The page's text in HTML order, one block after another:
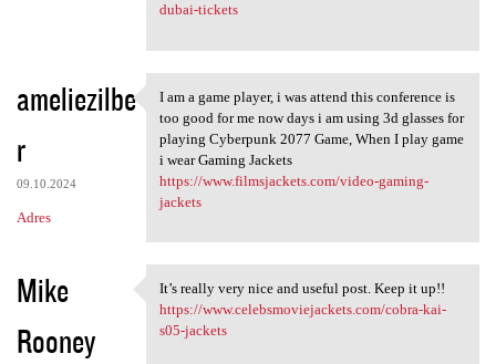
dubai-tickets
ameliezilbe
r
09.10.2024
Adres
I am a game player, i was
I am a game player, i was attend this conference is
too good for me now days i am using 3d glasses for
playing Cyberpunk 2077 Game, When I play game
i wear Gaming Jackets
https://www.filmsjackets.com/video-gaming-
jackets
Mike
Rooney
It’s really very nice and
It’s really very nice and useful post. Keep it up!!
https://www.celebsmoviejackets.com/cobra-kai-
s05-jackets